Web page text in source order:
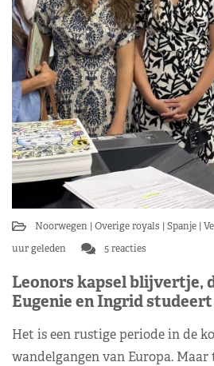
Noorwegen Overige royals Spanje
uur geleden
5 reacties
Leonors kapsel blijvertje,
Eugenie en Ingrid
Het is een rustige periode in de
wandelgangen van Europa.